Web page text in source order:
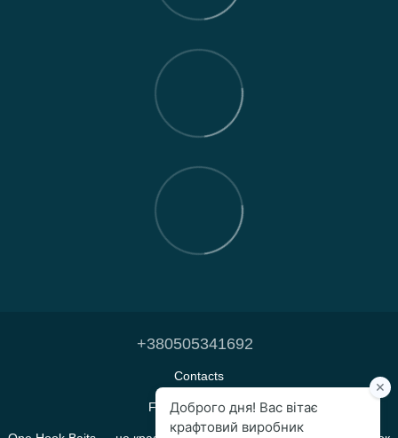
+380505341692
Contacts
Full version of site